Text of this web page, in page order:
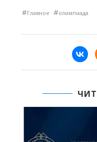
#Главное #олимпиада